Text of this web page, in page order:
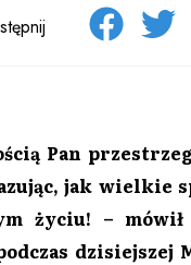
Pan
jak wielkie
życiu! –
dzisiejszej